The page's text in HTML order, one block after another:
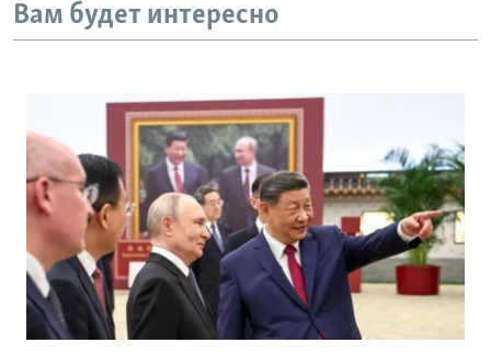
Вам будет интересно